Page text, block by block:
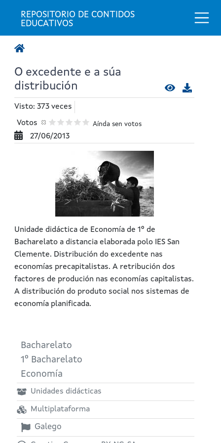
REPOSITORIO DE CONTIDOS
EDUCATIVOS
O excedente e a súa
distribución
Visto: 373 veces
Votos Aínda sen votos
27/06/2013
Unidade didáctica de Economía de 1º de
Bacharelato a distancia elaborada polo IES San
Clemente. Distribución do excedente nas
economías precapitalistas. A retribución dos
factores de produción nas economías capitalistas.
A distribución do produto social nos sistemas de
economía planificada.
Bacharelato
1º Bacharelato
Economía
Unidades didácticas
Multiplataforma
Galego